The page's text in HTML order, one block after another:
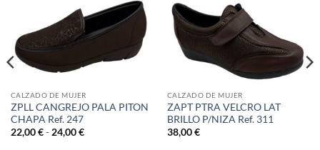
CALZADO DE MUJER
ZPLL CANGREJO PALA PITON
CHAPA Ref. 247
22,00€ - 24,00€Rango
CALZADO DE MUJER
ZAPT PTRA VELCRO LAT
BRILLO P/NIZA Ref. 311
38,00€